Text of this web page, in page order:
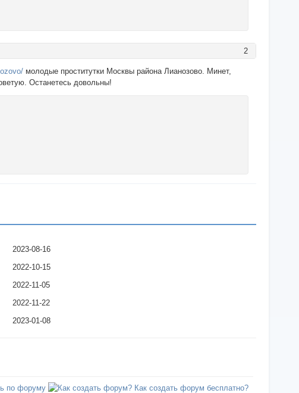
2
молодые проститутки Москвы района Лианозово. Минет,
Останетесь довольны!
2023-08-16
2022-10-15
2022-11-05
2022-11-22
2023-01-08
по форуму